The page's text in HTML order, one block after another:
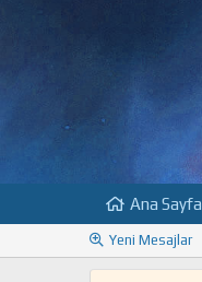
Ana Sayfa
Yeni Mesajlar